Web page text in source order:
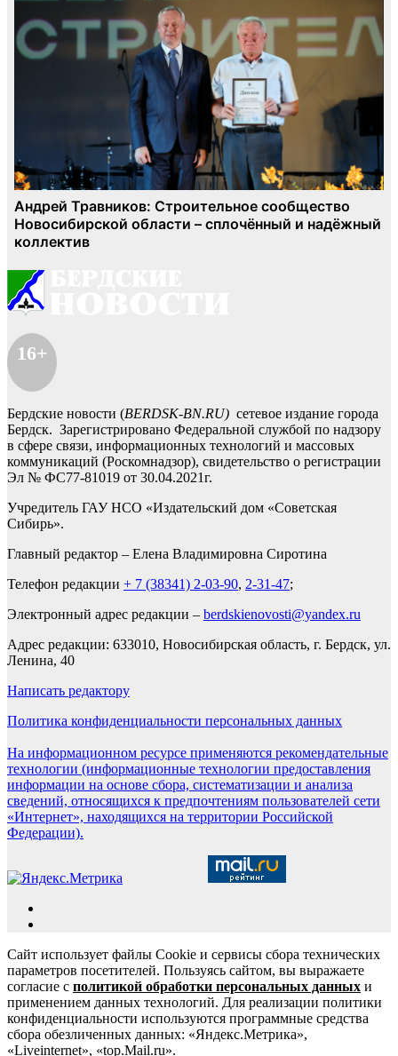
16+
Бердские новости (BERDSK-BN.RU) сетевое издание города
Бердск. Зарегистрировано Федеральной службой по надзору
в сфере связи, информационных технологий и массовых
коммуникаций (Роскомнадзор), свидетельство о регистрации
Эл № ФС77-81019 от 30.04.2021г.
Учредитель ГАУ НСО «Издательский дом «Советская
Сибирь».
Главный редактор – Елена Владимировна Сиротина
Телефон редакции + 7 (38341) 2-03-90, 2-31-47;
Электронный адрес редакции – berdskienovosti@yandex.ru
Адрес редакции: 633010, Новосибирская область, г. Бердск, ул.
Ленина, 40
Написать редактору
Политика конфиденциальности персональных данных
На информационном ресурсе применяются рекомендательные
технологии (информационные технологии предоставления
информации на основе сбора, систематизации и анализа
сведений, относящихся к предпочтениям пользователей сети
«Интернет», находящихся на территории Российской
Федерации).
Сайт использует файлы Cookie и сервисы сбора технических
параметров посетителей. Пользуясь сайтом, вы выражаете
согласие с политикой обработки персональных данных и
применением данных технологий. Для реализации политики
конфиденциальности используются программные средства
сбора обезличенных данных: «Яндекс.Метрика»,
«Liveinternet», «top.Mail.ru».